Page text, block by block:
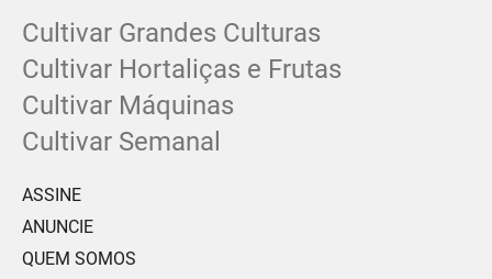
Cultivar Grandes Culturas
Cultivar Hortaliças e Frutas
Cultivar Máquinas
Cultivar Semanal
ASSINE
ANUNCIE
QUEM SOMOS